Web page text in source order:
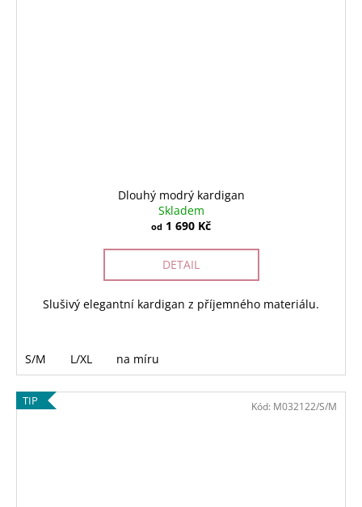
Dlouhý modrý kardigan
Skladem
od 1 690 Kč
DETAIL
Slušivý elegantní kardigan z příjemného materiálu.
S/M L/XL na míru
TIP Kód: M032122/S/M